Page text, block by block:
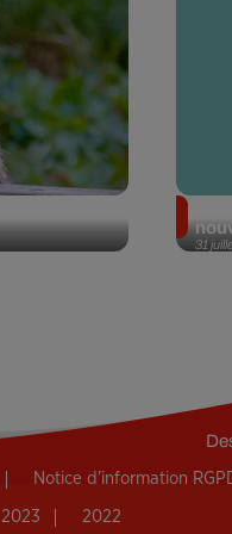
31
Notice d’information
2023 2022